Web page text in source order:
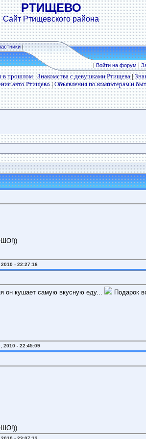
РТИЩЕВО
Сайт Ртищевского района
|
|Войти на форум|
в прошлом|Знакомства с девушками Ртищева|
авто Ртищево|Объявления по компьтерам и
- 22:27:16
он кушает самую вкусную еду...
Подарок
2010 - 22:45:09